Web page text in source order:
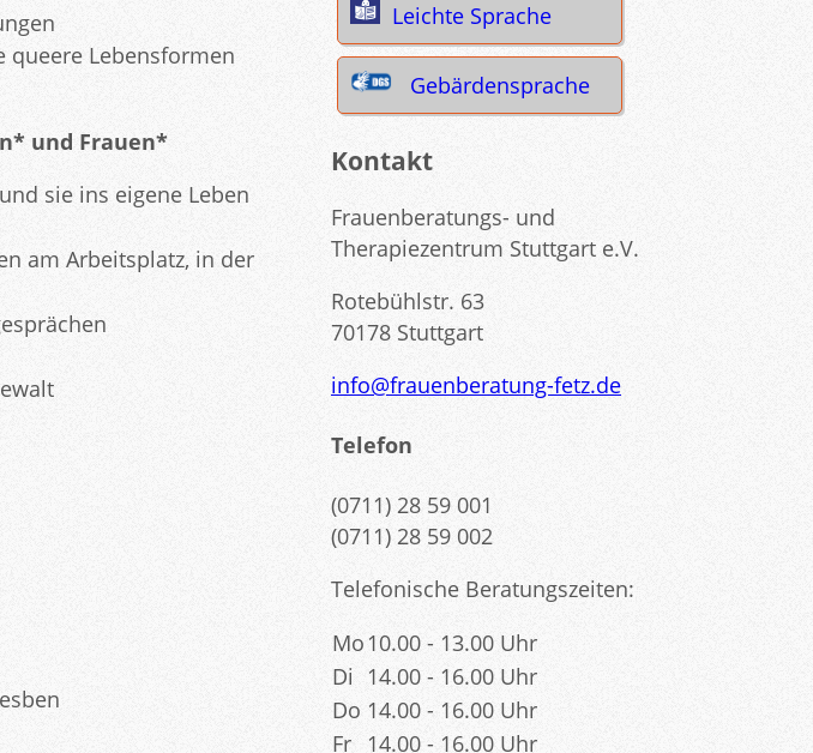
Leichte Sprache
Gebärdensprache
Kontakt
Frauenberatungs- und
Therapiezentrum Stuttgart e.V.
Rotebühlstr. 63
70178 Stuttgart
info@frauenberatung-fetz.de
Telefon
(0711) 28 59 001
(0711) 28 59 002
Telefonische Beratungszeiten:
Mo 10.00 - 13.00 Uhr
Di
14.00 - 16.00 Uhr
Do 14.00 - 16.00 Uhr
Fr
14.00 - 16.00 Uhr
queere Lebensformen
und Frauen*
sie ins eigene Leben
am Arbeitsplatz, in der